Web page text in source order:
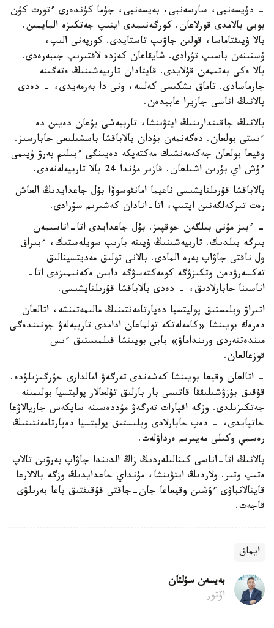
- دۇيسەنبى، سارسەنبى، بەيسەنبى، جۇما كۇندەرى ءتورت كۇن
بويى بالامدى قورلاعان. كورگەنىمدى ايتىپ جەتكىزە المايمىن.
بالا ۇيىقتاماسا، قولىن جاۋىپ تاستايدى. كورپەنى الىپ،
ۇستىنەن باسىپ تۇرادى. شايقاعان كەزدە لاقتىرىپ جىبەرەدى.
بالا ەكى بەتىمەن قۇلايدى. قايتادان تاربيەشىنىڭ ەتەگىنە
جارماسادى. تاماق ىشكىسى كەلسە، ونى دا بەرمەيدى، - دەدى
بالانىڭ اناسى جازيرا عابيدەن.
بالانىڭ جاقىندارىنىڭ ايتۋىنشا، تاربيەشى بۇعان دەيىن دە
ءىستى بولعان. دەگەنمەن بۇدان بالاباقشا باسشىلىعى حابارسىز.
وقيعا بولعان جەكەمەنشىك مەكتەپكە دەيىنگى ءبىلىم بەرۋ ۇيىمى
ءۇش اي بۇرىن اشىلعان. قازىر مۇندا 24 بالا تاربيەلەنەدى.
بالاباقشا قۇرىلتايشىسى ناعيما امانقوسوۆا بۇل جاعدايدىڭ العاش
رەت تىركەلگەنىن ايتىپ، اتا-انادان كەشىرىم سۇرادى.
- ءبىز مۇنى بىلگەن جوقپىز. بۇل جاعدايدى اتا-اناسىمەن
بىرگە بىلدىك. تاربيەشىنىڭ ۇيىنە بارىپ سويلەستىك، ءبىراق
ول ناقتى جاۋاپ بەرە المادى. بالانى تولىق مەديتسينالىق
تەكسەرۋدەن وتكىزۋگە كومەكتەسۋگە دايىن ەكەنىمىزدى اتا-
اناسىنا حابارلادىق، - دەدى بالاباقشا قۇرىلتايشىسى.
اتىراۋ وبلىستىق پوليتسيا دەپارتامەنتىنىڭ مالىمەتىنشە، اتالعان
دەرەك بويىنشا «كامەلەتكە تولماعان ادامدى تاربيەلەۋ جونىندەگى
مىندەتتەردى ورىنداماۋ» بابى بويىنشا قىلمىستىق ءىس
قوزعالعان.
- اتالعان وقيعا بويىنشا كەشەندى تەرگەۋ امالدارى جۇرگىزىلۋدە.
قۇقىق بۇزۋشىلىققا قاتىسى بار بارلىق تۇلعالار پوليتسيا بولىمىنە
جەتكىزىلدى. وزگە اقپارات تەرگەۋ مۇددەسىنە سايكەس جاريالاۋعا
جاتپايدى، - دەپ حابارلادى وبلىستىق پوليتسيا دەپارتامەنتىنىڭ
رەسمي وكىلى مەيىرىم ەرداۋلەت.
بالانىڭ اتا-اناسى كىنالىلەردىڭ زاڭ الدىندا جاۋاپ بەرۋىن تالاپ
ەتىپ وتىر. ولاردىڭ ايتۋىنشا، مۇنداي جاعدايدىڭ وزگە بالالارعا
قايتالانباۋى ءۇشىن وقيعاعا جان-جاقتى قۇقىقتىق باعا بەرىلۋى
قاجەت.
ايماق
بەيسەن سۇلتان
اۆتور